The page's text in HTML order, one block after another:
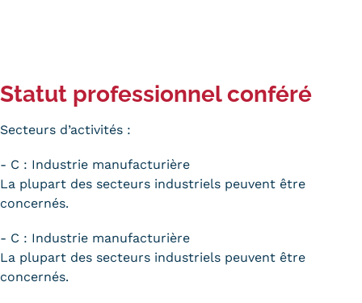
Statut professionnel conféré
Secteurs d’activités :
- C : Industrie manufacturière
La plupart des secteurs industriels peuvent être
concernés.
- C : Industrie manufacturière
La plupart des secteurs industriels peuvent être
concernés.